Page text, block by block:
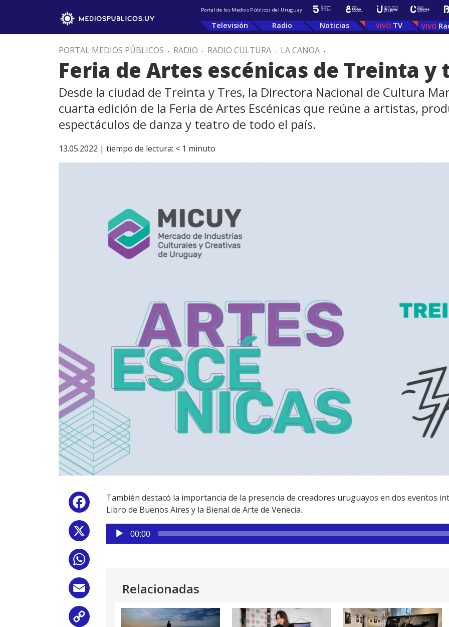
Portal de los Medios Públicos del Uruguay
Televisión Radio Noticias TV
PORTAL MEDIOS PÚBLICOS . RADIO . RADIO CULTURA . LA CANOA .
Feria de Artes escénicas de Treinta y
Desde la ciudad de Treinta y Tres, la Directora Nacional de Cultura
cuarta edición de la Feria de Artes Escénicas que reúne a artistas,
espectáculos de danza y teatro de todo el país.
13.05.2022 | tiempo de lectura: < 1 minuto
Facebook
También destacó la importancia de la presencia de creadores uruguayos en dos eventos
Libro de Buenos Aires y la Bienal de Arte de Venecia.
Reproductor
de
00:00
Relacionadas